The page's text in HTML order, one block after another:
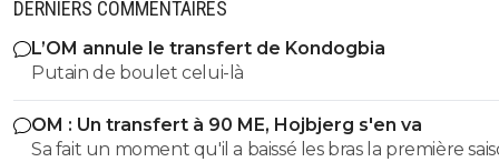
DERNIERS COMMENTAIRES
L’OM annule le transfert de Kondogbia
Putain de boulet celui-là
OM : Un transfert à 90 ME, Hojbjerg s'en va
Sa fait un moment qu'il a baissé les bras la première